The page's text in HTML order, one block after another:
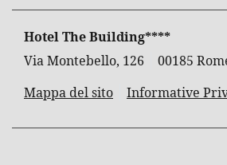
INDIRIZZO
Hotel The Building****
Via Montebello, 126
00185
Mappa del sito
Informative